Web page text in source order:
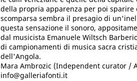
della propria apparenza per poi
scomparsa sembra il presagio di
questa sensazione il sonoro,
dal musicista Emanuele Wiltsch
di campionamenti di musica sacra
dell'Angola.
Mara Ambrozic (Independent curator /
info@galleriafonti.it